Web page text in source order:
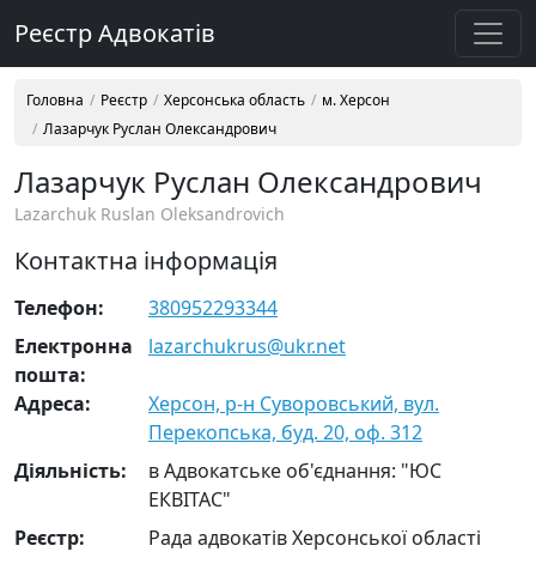
Реєстр Адвокатів
Головна Реєстр Херсонська область
м. Херсон
Лазарчук Руслан Олександрович
Лазарчук Руслан Олександрович
Lazarchuk Ruslan Oleksandrovich
Контактна інформація
Телефон:
380952293344
Електронна
пошта:
lazarchukrus@ukr.net
Адреса:
Херсон, р-н Суворовський, вул.
Перекопська, буд. 20, оф. 312
Діяльність:
в Адвокатське об'єднання: "ЮС
ЕКВІТАС"
Реєстр:
Рада адвокатів Херсонської області